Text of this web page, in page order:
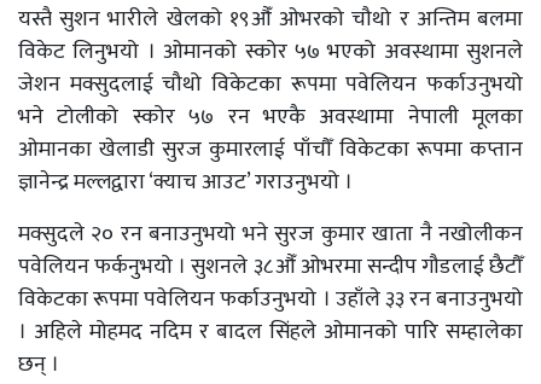
यस्तै सुशन भारीले खेलको १९औँ ओभरको चौथो र अन्तिम बलमा
विकेट लिनुभयो । ओमानको स्कोर ५७ भएको अवस्थामा सुशनले
जेशन मक्सुदलाई चौथो विकेटका रूपमा पवेलियन फर्काउनुभयो
भने टोलीको स्कोर ५७ रन भएकै अवस्थामा नेपाली मूलका
ओमानका खेलाडी सुरज कुमारलाई पाँचौँ विकेटका रूपमा कप्तान
ज्ञानेन्द्र मल्लद्वारा ‘क्याच आउट’ गराउनुभयो ।
मक्सुदले २० रन बनाउनुभयो भने सुरज कुमार खाता नै नखोलीकन
पवेलियन फर्कनुभयो । सुशनले ३८औँ ओभरमा सन्दीप गौडलाई छैटौँ
विकेटका रूपमा पवेलियन फर्काउनुभयो । उहाँले ३३ रन बनाउनुभयो
। अहिले मोहमद नदिम र बादल सिंहले ओमानको पारि सम्हालेका
छन् ।